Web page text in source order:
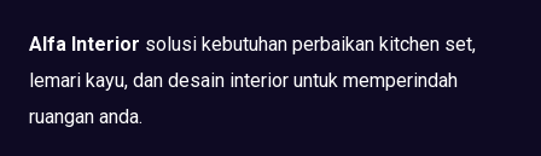
Alfa Interior solusi kebutuhan perbaikan kitchen set,
lemari kayu, dan desain interior untuk memperindah
ruangan anda.